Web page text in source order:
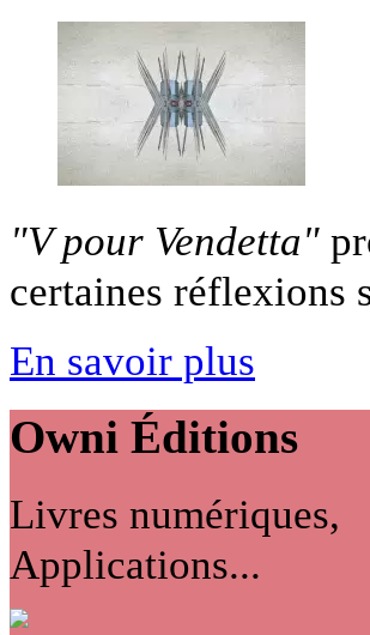
"V pour Vendetta"
certaines réflexions
En savoir plus
Owni Éditions
Livres numériques,
Applications...